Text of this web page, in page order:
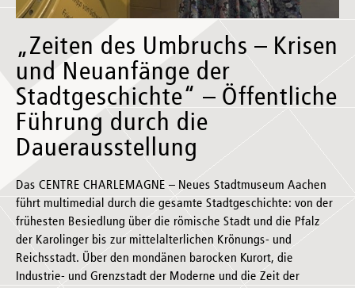
„Zeiten des Umbruchs – Krisen
und Neuanfänge der
Stadtgeschichte“ – Öffentliche
Führung durch die
Dauerausstellung
Das CENTRE CHARLEMAGNE – Neues Stadtmuseum Aachen
führt multimedial durch die gesamte Stadtgeschichte: von der
frühesten Besiedlung über die römische Stadt und die Pfalz
der Karolinger bis zur mittelalterlichen Krönungs- und
Reichsstadt. Über den mondänen barocken Kurort, die
Industrie- und Grenzstadt der Moderne und die Zeit der